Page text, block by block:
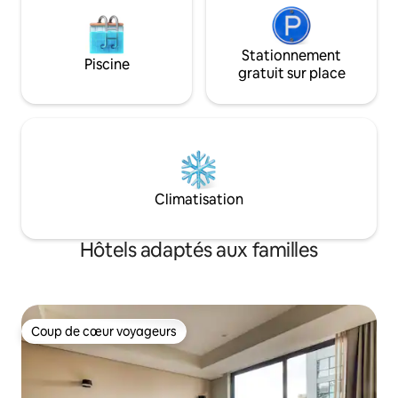
Piscine
Stationnement
gratuit sur place
Climatisation
Hôtels adaptés aux familles
Coup de cœur voyageurs
Coup de cœur voyageurs